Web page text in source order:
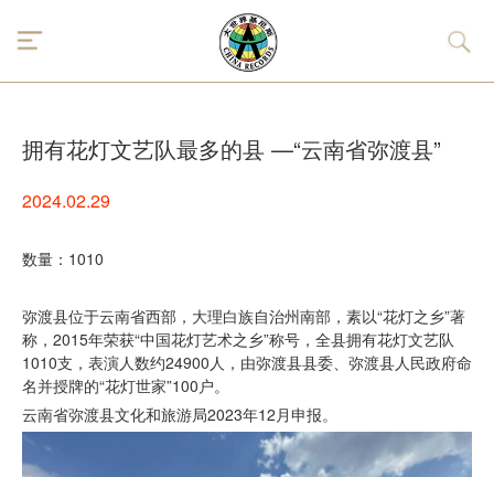
拥有花灯文艺队最多的县 —“云南省弥渡县”
2024.02.29
数量：1010
弥渡县位于云南省西部，大理白族自治州南部，素以“花灯之乡”著
称，2015年荣获“中国花灯艺术之乡”称号，全县拥有花灯文艺队
1010支，表演人数约24900人，由弥渡县县委、弥渡县人民政府命
名并授牌的“花灯世家”100户。
云南省弥渡县文化和旅游局2023年12月申报。